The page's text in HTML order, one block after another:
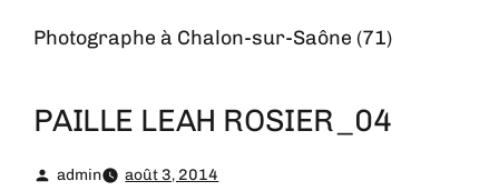
Photographe à Chalon-sur-Saône (71)
PAILLE LEAH ROSIER_04
admin août 3, 2014